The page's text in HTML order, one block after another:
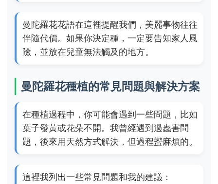
曼陀羅花花語在這裡提醒我們，美麗事物往往
伴隨代價。如果你決定種，一定要告知家人風
險，並放在兒童無法觸及的地方。
曼陀羅花種植的常見問題與解決方案
在種植過程中，你可能會遇到一些問題，比如
葉子發黃或花朵不開。我曾經遇到過蟲害問
題，後來用天然方式解決，但過程蠻麻煩的。
這裡我列出一些常見問題和我的建議：